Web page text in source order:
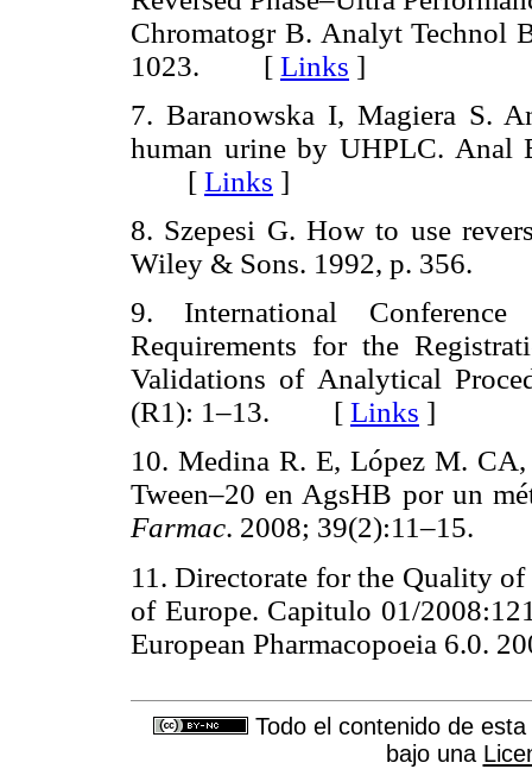
Chromatogr B. Analyt Technol
1023. [ Links ]
7. Baranowska I, Magiera S.
human urine by UHPLC. Anal
[ Links ]
8. Szepesi G. How to use
Wiley & Sons. 1992, p.
9. International
Requirements for the
Validations of Analytical
(R1): 1–13. [ Links ]
10. Medina R. E, López M.
Tween–20 en AgsHB por un
Farmac. 2008;
11. Directorate for the Quality
of Europe. Capitulo 01/
European Pharmacopoeia
Todo el contenido de
bajo una